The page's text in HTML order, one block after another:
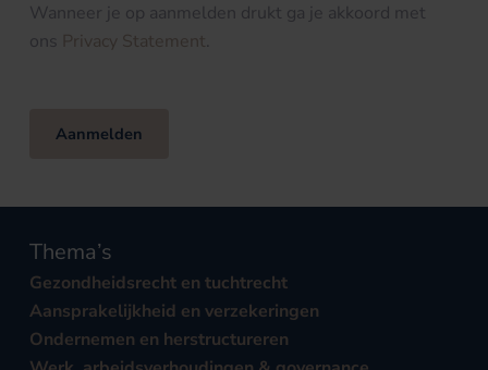
Wanneer je op aanmelden drukt ga je akkoord met
ons Privacy Statement.
Aanmelden
Thema’s
Gezondheidsrecht en tuchtrecht
Aansprakelijkheid en verzekeringen
Ondernemen en herstructureren